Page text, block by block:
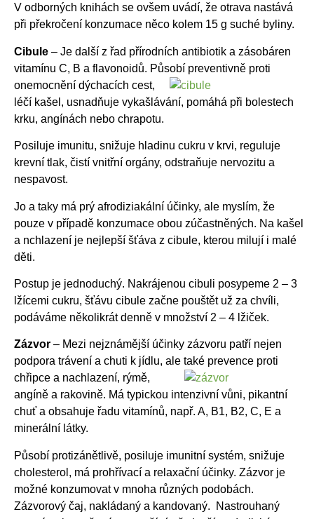
V odborných knihách se ovšem uvádí, že otrava nastává
při překročení konzumace něco kolem 15 g suché byliny.
Cibule – Je další z řad přírodních antibiotik a zásobáren
vitamínu C, B a flavonoidů. Působí preventivně proti
onemocnění dýchacích cest,
léčí kašel, usnadňuje vykašlávání, pomáhá při bolestech
krku, angínách nebo chrapotu.
Posiluje imunitu, snižuje hladinu cukru v krvi, reguluje
krevní tlak, čistí vnitřní orgány, odstraňuje nervozitu a
nespavost.
Jo a taky má prý afrodiziakální účinky, ale myslím, že
pouze v případě konzumace obou zúčastněných. Na kašel
a nchlazení je nejlepší šťáva z cibule, kterou milují i malé
děti.
Postup je jednoduchý. Nakrájenou cibuli posypeme 2 – 3
lžícemi cukru, šťávu cibule začne pouštět už za chvíli,
podáváme několikrát denně v množství 2 – 4 lžiček.
Zázvor – Mezi nejznámější účinky zázvoru patří nejen
podpora trávení a chuti k jídlu, ale také prevence proti
chřipce a nachlazení, rýmě,
angíně a rakovině. Má typickou intenzivní vůni, pikantní
chuť a obsahuje řadu vitamínů, např. A, B1, B2, C, E a
minerální látky.
Působí protizánětlivě, posiluje imunitní systém, snižuje
cholesterol, má prohřívací a relaxační účinky. Zázvor je
možné konzumovat v mnoha různých podobách.
Zázvorový čaj, nakládaný a kandovaný. Nastrouhaný